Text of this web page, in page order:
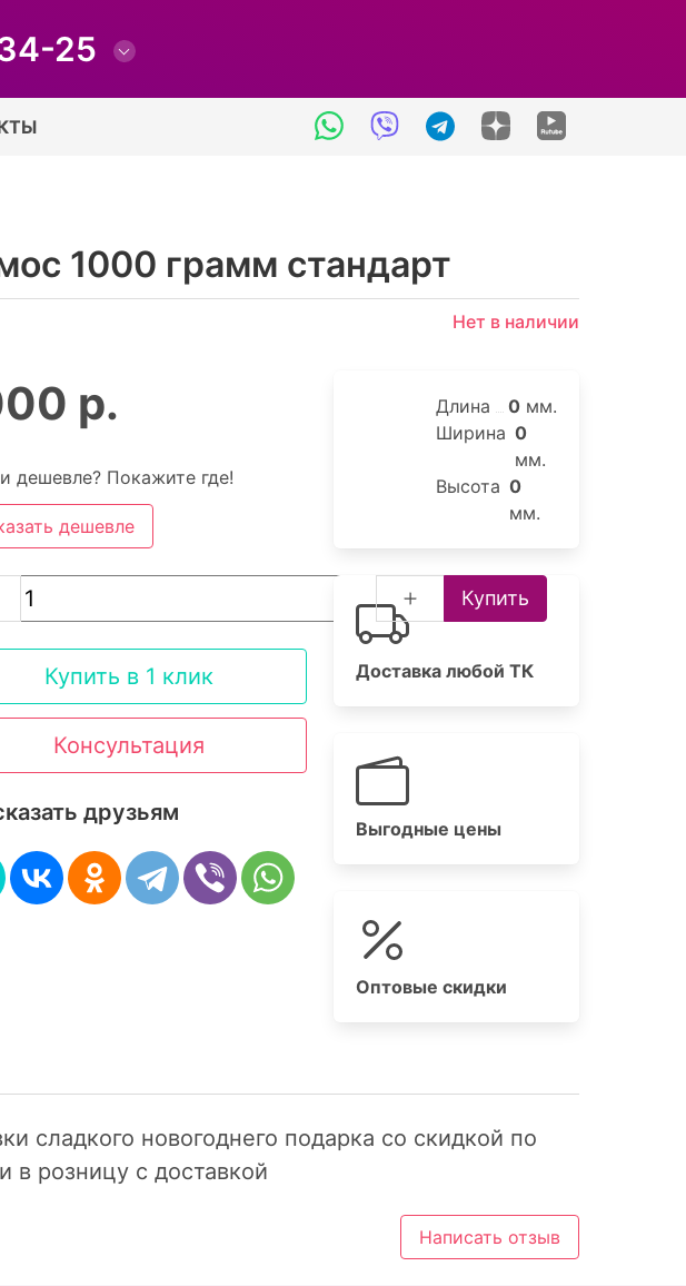
25
1000 грамм стандарт
Нет в наличии
р.
дешевле? Покажите где!
дешевле
Купить
Купить в 1 клик
Консультация
друзьям
Длина 0мм.
Ширина 0
мм.
Высота 0
мм.
Доставка любой ТК
Выгодные цены
Оптовые скидки
сладкого новогоднего подарка со скидкой по
в розницу с доставкой
Написать отзыв